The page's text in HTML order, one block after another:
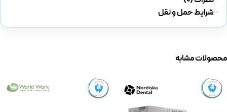
شرایط حمل و نقل
محصولات مشابه